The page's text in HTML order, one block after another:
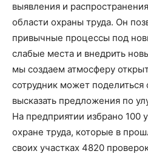
выявления и
области охраны труда. Он
привычные процессы под
слабые места и внедрить
мы создаем атмосферу
сотрудник может
высказать предложения по
На предприятии избрано 100
охране труда, которые в
своих участках 4820